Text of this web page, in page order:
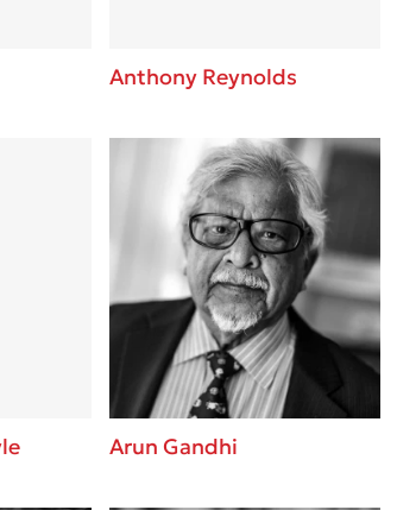
Anthony Reynolds
Arun Gandhi